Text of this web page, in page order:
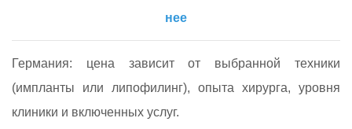
нее
Германия: цена зависит от выбранной техники
(импланты или липофилинг), опыта хирурга, уровня
клиники и включенных услуг.